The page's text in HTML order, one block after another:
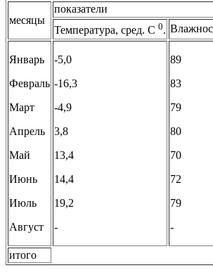
месяцы
показатели
Температура, сред. С 0.
Январь
Февраль
Март
Апрель
Май
Июнь
Июль
Август
-5,0
-16,3
-4,9
3,8
13,4
14,4
19,2
-
89
83
79
80
70
72
79
-
итого